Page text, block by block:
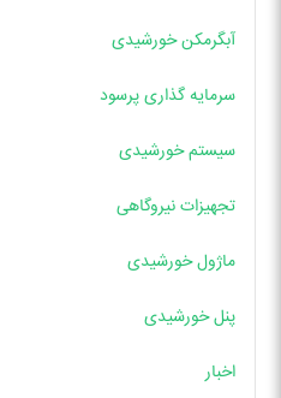
آبگرمکن خورشیدی
سرمایه گذاری پرسود
سیستم خورشیدی
تجهیزات نیروگاهی
ماژول خورشیدی
پنل خورشیدی
اخبار